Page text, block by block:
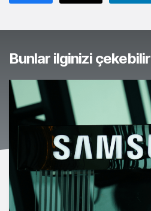
Bunlar ilginizi çekebilir